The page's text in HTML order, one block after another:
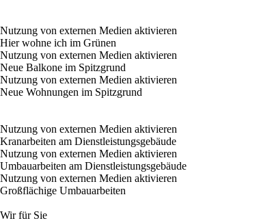
Nutzung von externen Medien aktivieren
Hier wohne ich im Grünen
Nutzung von externen Medien aktivieren
Neue Balkone im Spitzgrund
Nutzung von externen Medien aktivieren
Neue Wohnungen im Spitzgrund
Nutzung von externen Medien aktivieren
Kranarbeiten am Dienstleistungsgebäude
Nutzung von externen Medien aktivieren
Umbauarbeiten am Dienstleistungsgebäude
Nutzung von externen Medien aktivieren
Großflächige Umbauarbeiten
Wir für Sie